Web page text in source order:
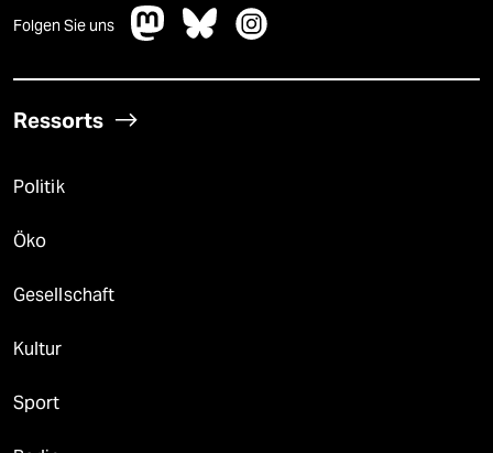
Folgen Sie uns
Ressorts
Politik
Öko
Gesellschaft
Kultur
Sport